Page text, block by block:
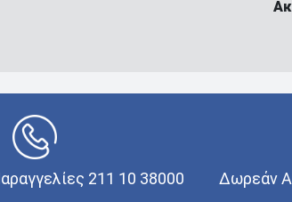
211 10 38000
Δωρεάν